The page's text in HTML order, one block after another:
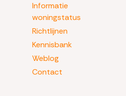
Informatie
woningstatus
Richtlijnen
Kennisbank
Weblog
Contact